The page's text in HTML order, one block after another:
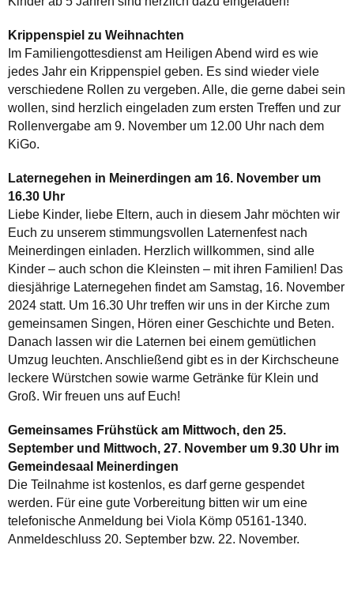
Krippenspiel zu Weihnachten
Im Familiengottesdienst am Heiligen Abend wird es wie
jedes Jahr ein Krippenspiel geben. Es sind wieder viele
verschiedene Rollen zu vergeben. Alle, die gerne dabei sein
wollen, sind herzlich eingeladen zum ersten Treffen und zur
Rollenvergabe am 9. November um 12.00 Uhr nach dem
KiGo.
Laternegehen in Meinerdingen am 16. November um
16.30 Uhr
Liebe Kinder, liebe Eltern, auch in diesem Jahr möchten wir
Euch zu unserem stimmungsvollen Laternenfest nach
Meinerdingen einladen. Herzlich willkommen, sind alle
Kinder – auch schon die Kleinsten – mit ihren Familien! Das
diesjährige Laternegehen findet am Samstag, 16. November
2024 statt. Um 16.30 Uhr treffen wir uns in der Kirche zum
gemeinsamen Singen, Hören einer Geschichte und Beten.
Danach lassen wir die Laternen bei einem gemütlichen
Umzug leuchten. Anschließend gibt es in der Kirchscheune
leckere Würstchen sowie warme Getränke für Klein und
Groß. Wir freuen uns auf Euch!
Gemeinsames Frühstück am Mittwoch, den 25.
September und Mittwoch, 27. November um 9.30 Uhr im
Gemeindesaal Meinerdingen
Die Teilnahme ist kostenlos, es darf gerne gespendet
werden. Für eine gute Vorbereitung bitten wir um eine
telefonische Anmeldung bei Viola Kömp 05161-1340.
Anmeldeschluss 20. September bzw. 22. November.